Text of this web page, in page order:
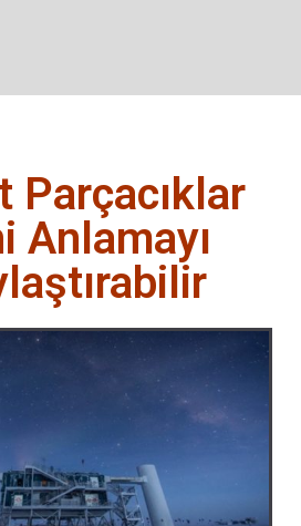
Parçacıklar
Anlamayı